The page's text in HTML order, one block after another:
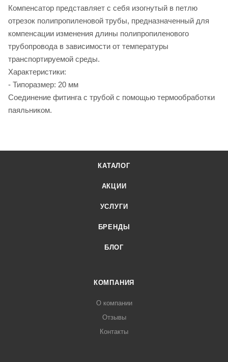
Компенсатор представляет с себя изогнутый в петлю
отрезок полипропиленовой трубы, предназначенный для
компенсации изменения длины полипропиленового
трубопровода в зависимости от температуры
транспортируемой среды.
Характеристики:
- Типоразмер: 20 мм
Соединение фитинга с трубой с помощью термообработки
паяльником.
КАТАЛОГ
АКЦИИ
УСЛУГИ
БРЕНДЫ
БЛОГ
КОМПАНИЯ
О компании
Отзывы
Контакты